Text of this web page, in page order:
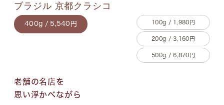
ブラジル 京都クラシコ
100g / 1,980円
200g / 3,160円
400g / 5,540円
500g / 6,870円
老舗の名店を
思い浮かべながら